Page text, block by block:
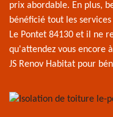
prix abordable. En plus,
bénéficié tout les
Le Pontet 84130 et il ne
qu'attendez vous encore
JS Renov Habitat pour